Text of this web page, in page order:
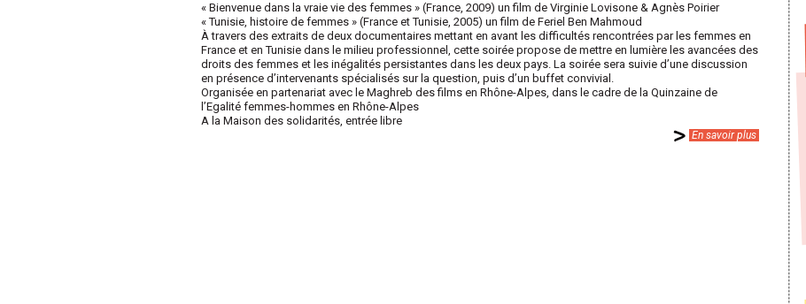
« Bienvenue dans la vraie vie des femmes » (France, 2009) un film de Virginie Lovisone & Agnès Poirier
« Tunisie, histoire de femmes » (France et Tunisie, 2005) un film de Feriel Ben Mahmoud
À travers des extraits de deux documentaires mettant en avant les difficultés rencontrées par les femmes en
France et en Tunisie dans le milieu professionnel, cette soirée propose de mettre en lumière les avancées des
droits des femmes et les inégalités persistantes dans les deux pays. La soirée sera suivie d’une discussion
en présence d’intervenants spécialisés sur la question, puis d’un buffet convivial.
Organisée en partenariat avec le Maghreb des films en Rhône-Alpes, dans le cadre de la Quinzaine de
l’Egalité femmes-hommes en Rhône-Alpes
A la Maison des solidarités, entrée libre
En savoir plus